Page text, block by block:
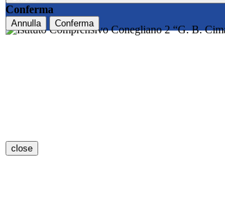
Conferma
Annulla Conferma
close